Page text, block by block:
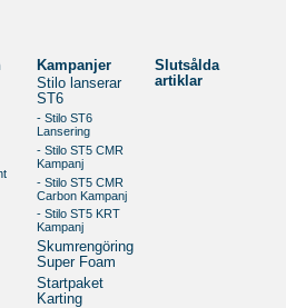
Kampanjer
Stilo lanserar
ST6
- Stilo ST6
Lansering
- Stilo ST5 CMR
Kampanj
- Stilo ST5 CMR
Carbon Kampanj
- Stilo ST5 KRT
Kampanj
Skumrengöring
Super Foam
Startpaket
Karting
Slutsålda
artiklar